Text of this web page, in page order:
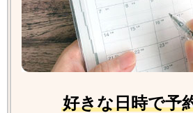
好きな日時で予